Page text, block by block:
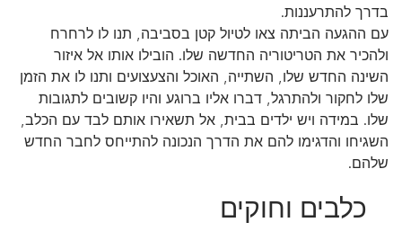
בדרך להתרעננות.
עם ההגעה הביתה צאו לטיול קטן בסביבה, תנו לו לרחרח
ולהכיר את הטריטוריה החדשה שלו. הובילו אותו אל איזור
השינה החדש שלו, השתייה, האוכל והצעצועים ותנו לו את הזמן
שלו לחקור ולהתרגל, דברו אליו ברוגע והיו קשובים לתגובות
שלו. במידה ויש ילדים בבית, אל תשאירו אותם לבד עם הכלב,
השגיחו והדגימו להם את הדרך הנכונה להתייחס לחבר החדש
שלהם.
כלבים וחוקים